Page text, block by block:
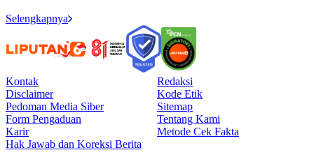
Selengkapnya
Kontak
Redaksi
Disclaimer
Kode Etik
Pedoman Media Siber
Sitemap
Form Pengaduan
Tentang Kami
Karir
Metode Cek Fakta
Hak Jawab dan Koreksi Berita